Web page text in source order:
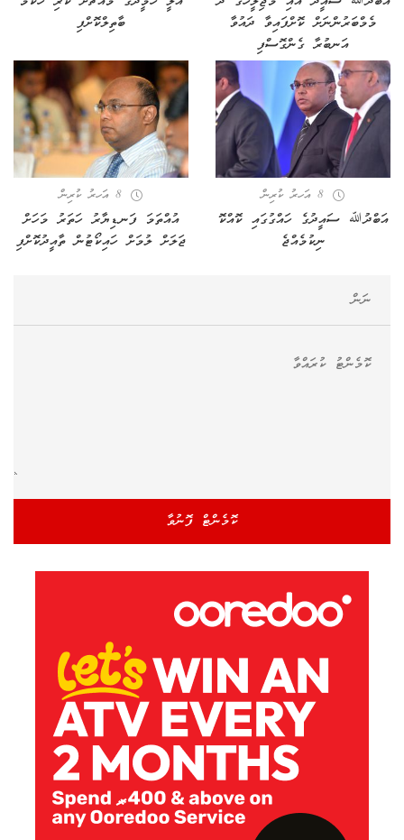
މެމްބަރުންނަށް ކޮށްފައިވާ ދައުވާ
އަނބުރާ ގެންގޮސްފި
ބާތިލްކޮށްފި
8 އަހރު ކުރިން
އަބްދުﷲ ސައީދުގެ ހައްގުގައި ކޮއްކޮ
ނިކުމެއްޖެ
8 އަހރު ކުރިން
އުއްތަމަ ފަނޑިޔާރު ހަތަރު މަހަށް
ޖަލަށް ލުމަށް ހައިކޯޓުން ތާއީދުކޮށްފި